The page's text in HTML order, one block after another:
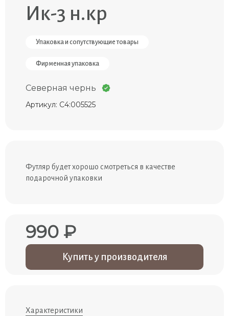
Ик-3 н.кр
Упаковка и сопутствующие товары
Фирменная упаковка
Северная чернь
Артикул: С4:005525
Футляр будет хорошо смотреться в качестве
подарочной упаковки
990 ₽
Купить у производителя
Характеристики